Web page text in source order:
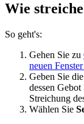
Wie
So geht's:
Gehen Sie zu
neuen
Geben Sie
dessen
Streichung
Wählen Sie